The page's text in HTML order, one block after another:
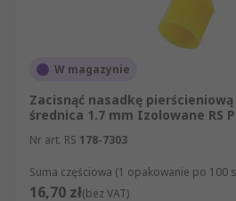
W magazynie
Zacisnąć nasadkę pierścieniową
średnica 1.7 mm Izolowane RS
Nr art. RS 178-7303
Suma częściowa (1 opakowanie po 100
16,70 zł(bez VAT)